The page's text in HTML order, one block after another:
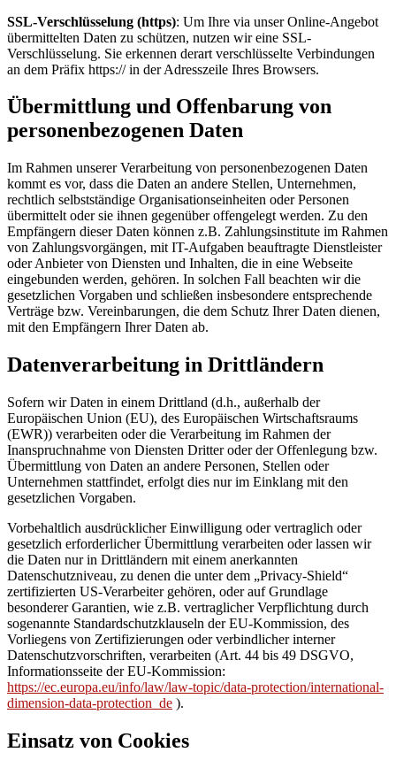
SSL-Verschlüsselung (https): Um Ihre via unser Online-Angebot
übermittelten Daten zu schützen, nutzen wir eine SSL-
Verschlüsselung. Sie erkennen derart verschlüsselte Verbindungen
an dem Präfix https:// in der Adresszeile Ihres Browsers.
Übermittlung und Offenbarung von
personenbezogenen Daten
Im Rahmen unserer Verarbeitung von personenbezogenen Daten
kommt es vor, dass die Daten an andere Stellen, Unternehmen,
rechtlich selbstständige Organisationseinheiten oder Personen
übermittelt oder sie ihnen gegenüber offengelegt werden. Zu den
Empfängern dieser Daten können z.B. Zahlungsinstitute im Rahmen
von Zahlungsvorgängen, mit IT-Aufgaben beauftragte Dienstleister
oder Anbieter von Diensten und Inhalten, die in eine Webseite
eingebunden werden, gehören. In solchen Fall beachten wir die
gesetzlichen Vorgaben und schließen insbesondere entsprechende
Verträge bzw. Vereinbarungen, die dem Schutz Ihrer Daten dienen,
mit den Empfängern Ihrer Daten ab.
Datenverarbeitung in Drittländern
Sofern wir Daten in einem Drittland (d.h., außerhalb der
Europäischen Union (EU), des Europäischen Wirtschaftsraums
(EWR)) verarbeiten oder die Verarbeitung im Rahmen der
Inanspruchnahme von Diensten Dritter oder der Offenlegung bzw.
Übermittlung von Daten an andere Personen, Stellen oder
Unternehmen stattfindet, erfolgt dies nur im Einklang mit den
gesetzlichen Vorgaben.
Vorbehaltlich ausdrücklicher Einwilligung oder vertraglich oder
gesetzlich erforderlicher Übermittlung verarbeiten oder lassen wir
die Daten nur in Drittländern mit einem anerkannten
Datenschutzniveau, zu denen die unter dem „Privacy-Shield“
zertifizierten US-Verarbeiter gehören, oder auf Grundlage
besonderer Garantien, wie z.B. vertraglicher Verpflichtung durch
sogenannte Standardschutzklauseln der EU-Kommission, des
Vorliegens von Zertifizierungen oder verbindlicher interner
Datenschutzvorschriften, verarbeiten (Art. 44 bis 49 DSGVO,
Informationsseite der EU-Kommission:
https://ec.europa.eu/info/law/law-topic/data-protection/international-
dimension-data-protection_de ).
Einsatz von Cookies